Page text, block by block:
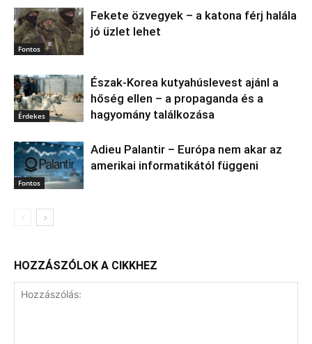
Fontos
Fekete özvegyek – a katona férj halála
jó üzlet lehet
Érdekes
Észak‑Korea kutyahúslevest ajánl a
hőség ellen – a propaganda és a
hagyomány találkozása
Fontos
Adieu Palantir – Európa nem akar az
amerikai informatikától függeni
HOZZÁSZÓLOK A CIKKHEZ